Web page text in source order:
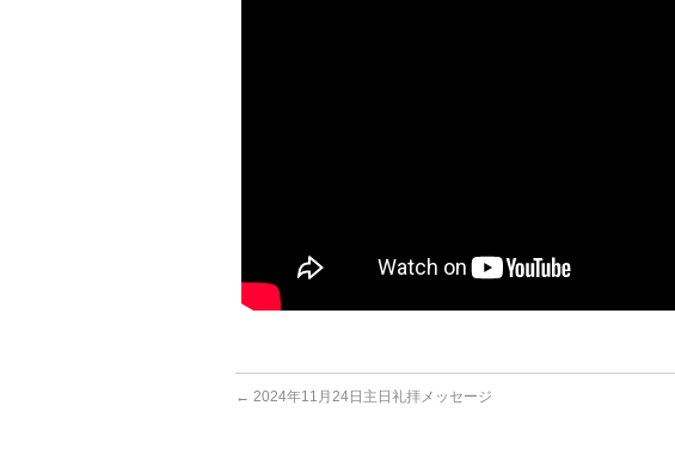
← 2024年11月24日主日礼拝メッセージ